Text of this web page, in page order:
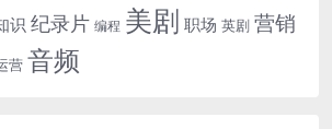
识 纪录片 编程 美剧 职场 英剧 营销
营 音频